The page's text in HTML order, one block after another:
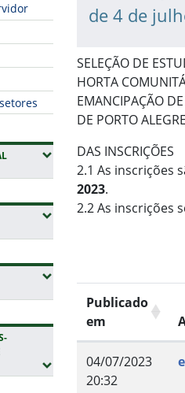
(EXPANDIR SUBMENUS)
SUBMENUS)
SUBMENUS)
SUBMENUS)
de 4 de
SELEÇÃO DE
HORTA
EMANCIPAÇÃO
DE PORTO ALEGRE
DAS INSCRIÇÕES
2.1 As inscrições
2023.
2.2 As inscrições
Publicado
em
04/07/2023
20:32